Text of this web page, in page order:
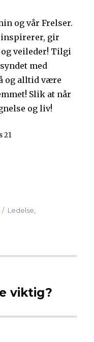
og vår Frelser.
inspirerer, gir
veileder! Tilgi
med
og alltid være
Slik at når
og liv!
21
Kategorier
Ledelse,
viktig?